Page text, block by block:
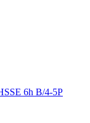
6h B/4-5P